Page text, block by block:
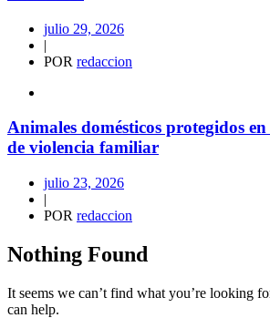
julio 29, 2026
|
POR redaccion
Animales domésticos protegidos
de violencia familiar
julio 23, 2026
|
POR redaccion
Nothing Found
It seems we can’t find what you’re looking
can help.